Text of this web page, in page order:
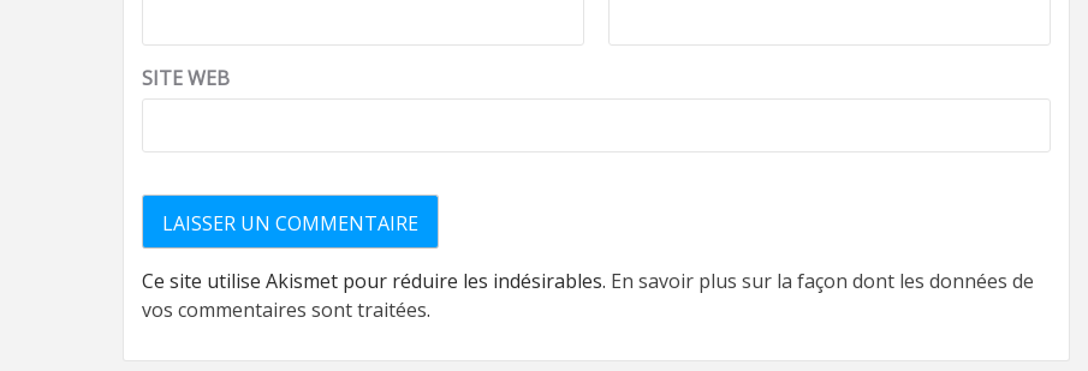
SITE WEB
Ce site utilise Akismet pour réduire les indésirables. En savoir plus sur la façon dont les données de
vos commentaires sont traitées.